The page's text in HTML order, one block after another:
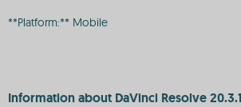
**Platform:** Mobile
Information about DaVinci Resolve